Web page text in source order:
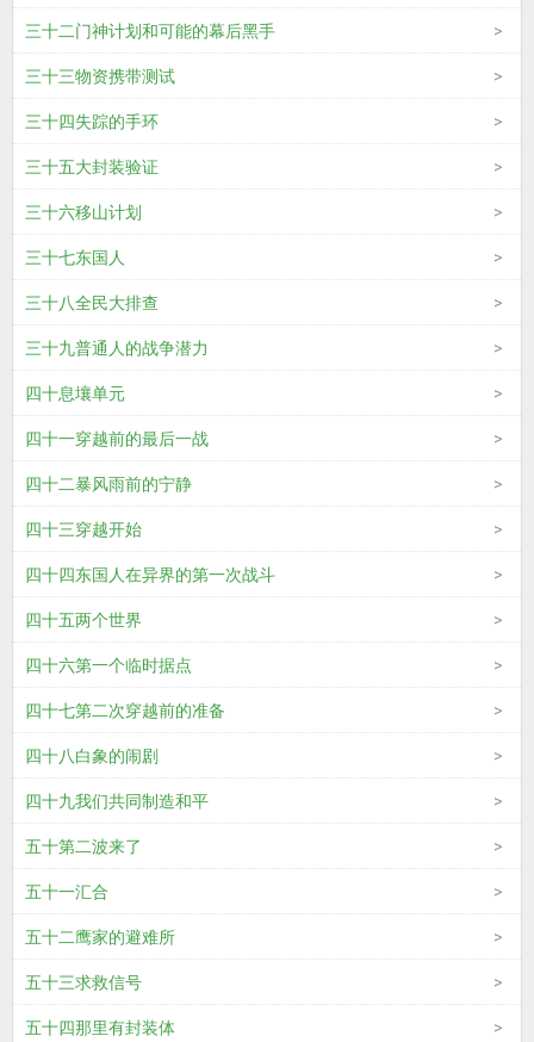
三十二门神计划和可能的幕后黑手
三十三物资携带测试
三十四失踪的手环
三十五大封装验证
三十六移山计划
三十七东国人
三十八全民大排查
三十九普通人的战争潜力
四十息壤单元
四十一穿越前的最后一战
四十二暴风雨前的宁静
四十三穿越开始
四十四东国人在异界的第一次战斗
四十五两个世界
四十六第一个临时据点
四十七第二次穿越前的准备
四十八白象的闹剧
四十九我们共同制造和平
五十第二波来了
五十一汇合
五十二鹰家的避难所
五十三求救信号
五十四那里有封装体